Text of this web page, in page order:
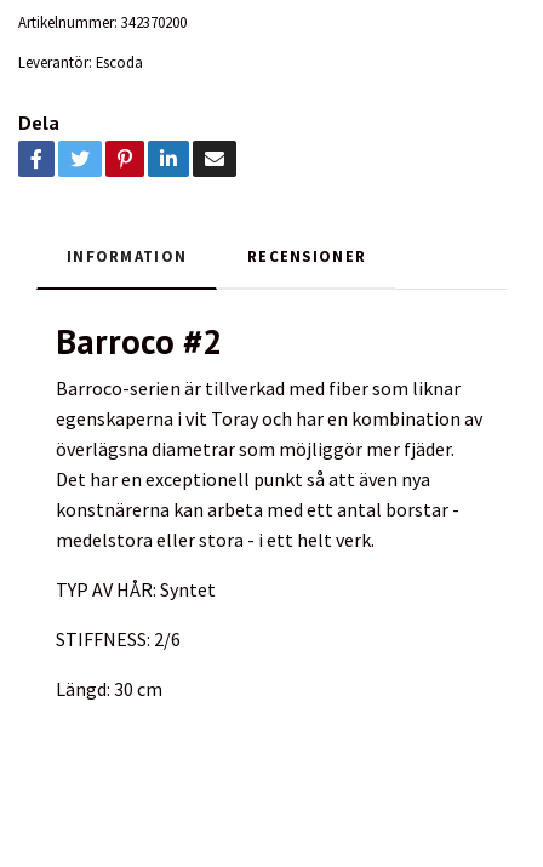
Artikelnummer: 342370200
Leverantör: Escoda
Dela
INFORMATION RECENSIONER
Barroco #2
Barroco-serien är tillverkad med fiber som liknar
egenskaperna i vit Toray och har en kombination av
överlägsna diametrar som möjliggör mer fjäder.
Det har en exceptionell punkt så att även nya
konstnärerna kan arbeta med ett antal borstar -
medelstora eller stora - i ett helt verk.
TYP AV HÅR: Syntet
STIFFNESS: 2/6
Längd: 30 cm